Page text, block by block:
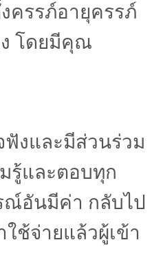
ครรภ์อายุครรภ์
ง โดยมีคุณ
งและมีส่วนร่วม
รู้และตอบทุก
ณ์อันมีค่า กลับไป
ช้จ่ายแล้วผู้เข้า